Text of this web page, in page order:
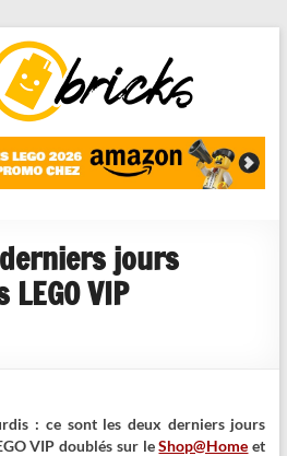
jours
VIP
: ce sont les deux derniers jours
VIP doublés sur leShop@Home et